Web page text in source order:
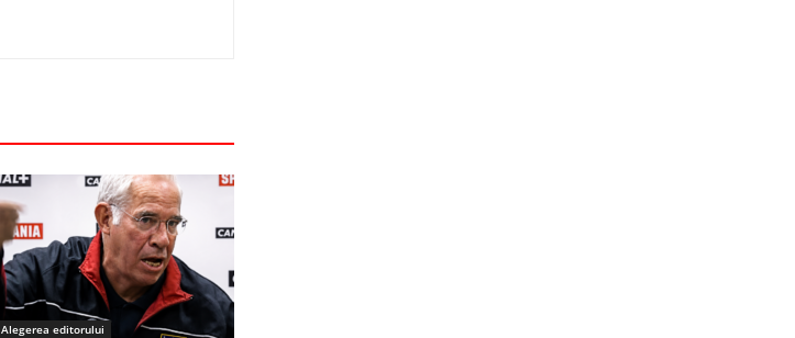
Alegerea editorului